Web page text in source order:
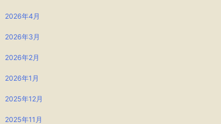
2026年4月
2026年3月
2026年2月
2026年1月
2025年12月
2025年11月